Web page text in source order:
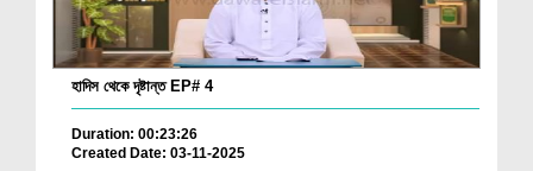
হাদিস থেকে দৃষ্টান্ত EP# 4
Duration: 00:23:26
Created Date: 03-11-2025